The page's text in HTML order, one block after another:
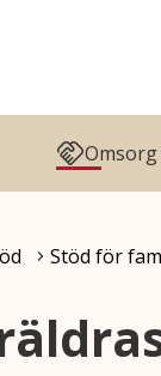
Stöd för